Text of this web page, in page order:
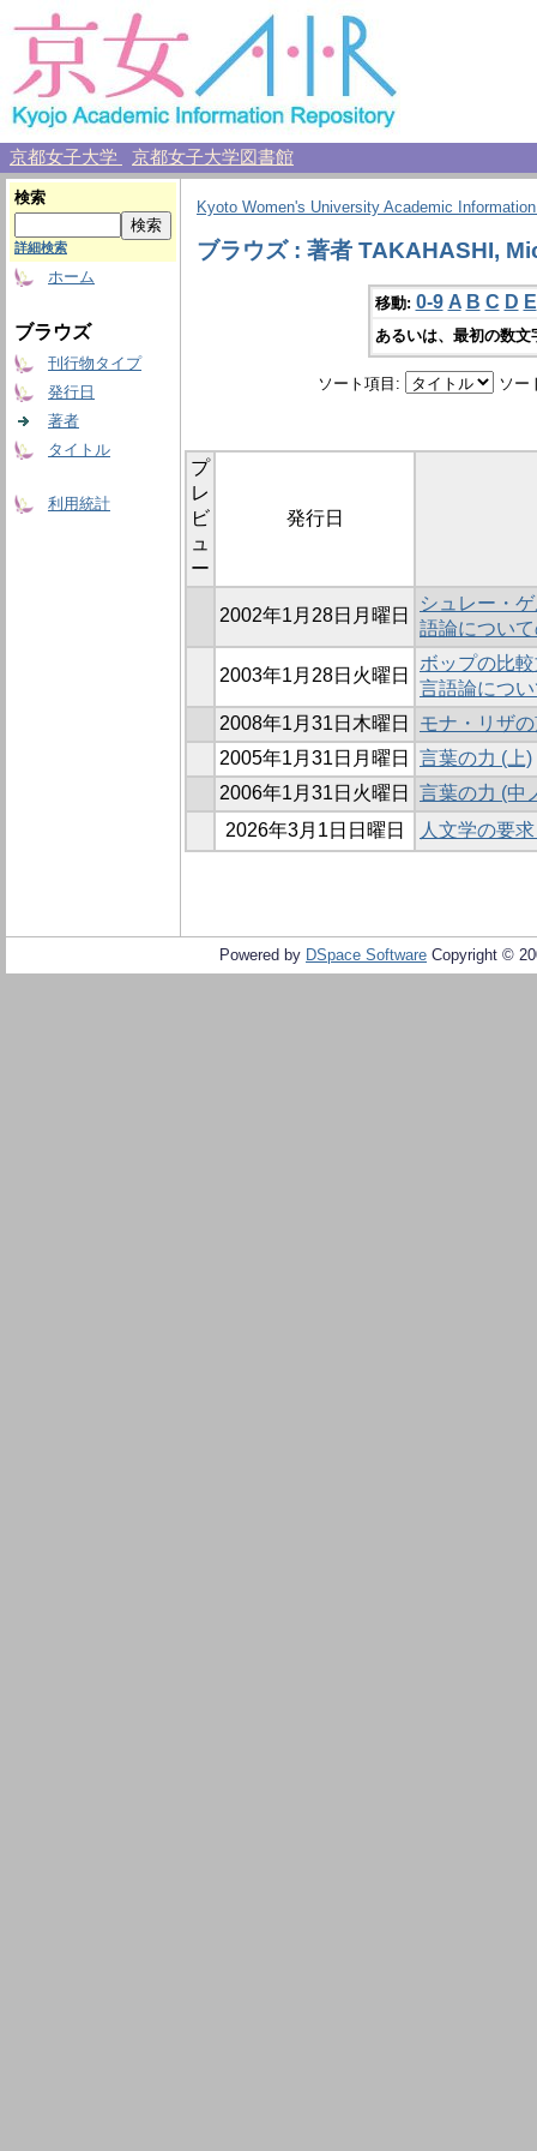
京都女子大学 京都女子大学図書館
検索
詳細検索
ホーム
ブラウズ
刊行物タイプ
発行日
著者
タイトル
利用統計
Kyoto Women's University Academic
ブラウズ : 著者 TAKAHASHI,
移動: 0-9 A B C D E
あるいは、最初の数
ソート項目: ソー
プ
レ
ビ
ュ
ー
発行日
2002年1月28日月曜日
シュレー・
語論につい
2003年1月28日火曜日
ボップの比
言語論につ
2008年1月31日木曜日
モナ・リザ
2005年1月31日月曜日
言葉の力 (上)
2006年1月31日火曜日
言葉の力 (中
2026年3月1日日曜日
人文学の要
Powered by DSpace Software Copyright ©